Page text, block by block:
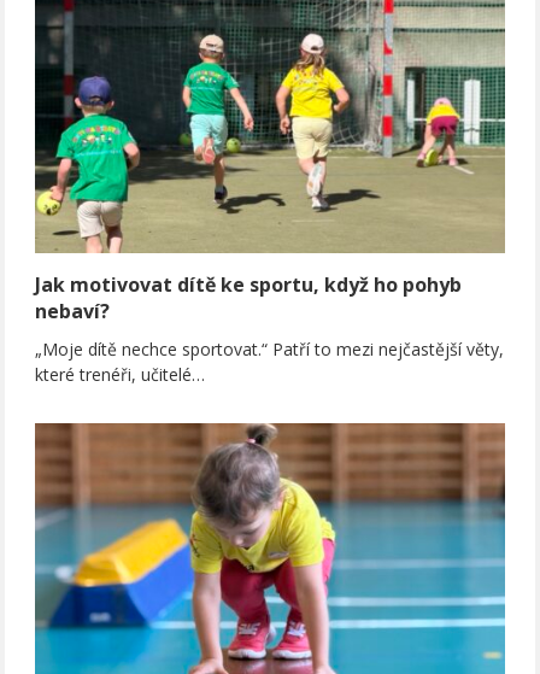
Jak motivovat dítě ke sportu, když ho pohyb
nebaví?
„Moje dítě nechce sportovat.“ Patří to mezi nejčastější věty,
které trenéři, učitelé…